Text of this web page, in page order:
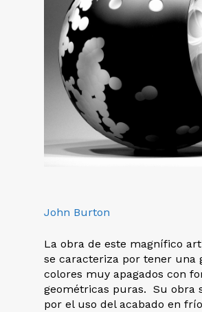
John Burton
La obra de este magnífico
se caracteriza por tener una
colores muy apagados con
geométricas puras. Su obra
por el uso del acabado en